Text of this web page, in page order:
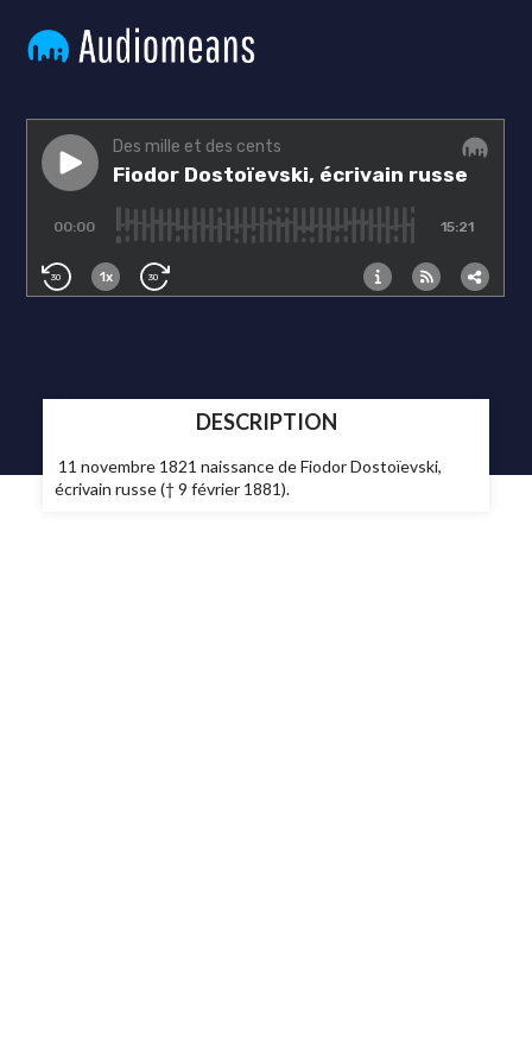
DESCRIPTION
11 novembre 1821 naissance de Fiodor Dostoïevski,
écrivain russe († 9 février 1881).